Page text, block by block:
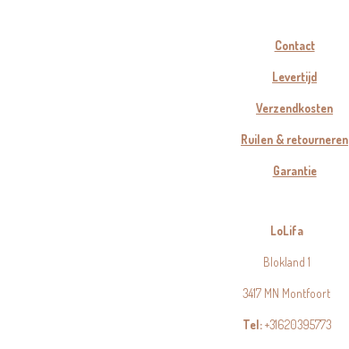
Contact
Levertijd
Verzendkosten
Ruilen & retourneren
Garantie
LoLifa
Blokland 1
3417 MN Montfoort
Tel:+31620395773